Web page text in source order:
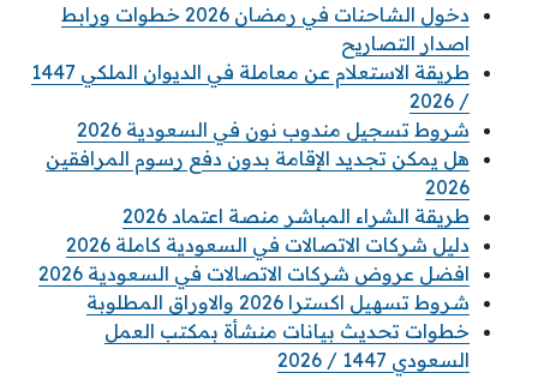
دخول الشاحنات في رمضان 2026 خطوات ورابط
اصدار التصاريح
طريقة الاستعلام عن معاملة في الديوان الملكي 1447
/ 2026
شروط تسجيل مندوب نون في السعودية 2026
هل يمكن تجديد الإقامة بدون دفع رسوم المرافقين
2026
طريقة الشراء المباشر منصة اعتماد 2026
دليل شركات الاتصالات في السعودية كاملة 2026
افضل عروض شركات الاتصالات في السعودية 2026
شروط تسهيل اكسترا 2026 والاوراق المطلوبة
خطوات تحديث بيانات منشأة بمكتب العمل
السعودي 1447 / 2026